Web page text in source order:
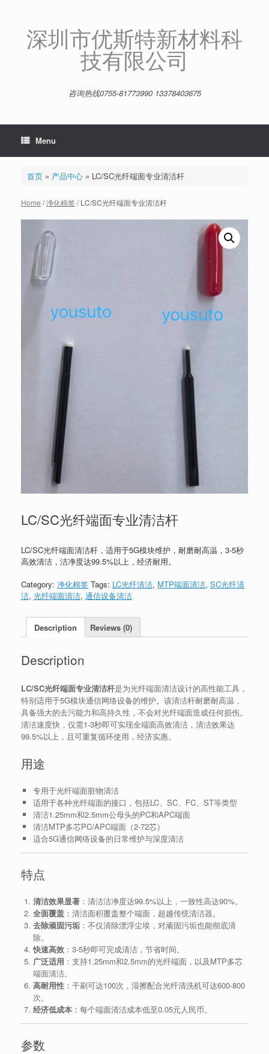
深圳市优斯特新材料科
技有限公司
咨询热线0755-81773990 13378403675
Menu
首页» 产品中心» LC/SC光纤端面专业清洁杆
Home /净化棉签/ LC/SC光纤端面专业清洁杆
LC/SC光纤端面专业清洁杆
LC/SC光纤端面清洁杆，适用于5G模块维护，耐磨耐高温，3-5秒
高效清洁，洁净度达99.5%以上，经济耐用。
Category: 净化棉签 Tags: LC光纤清洁, MTP端面清洁, SC光纤清
洁, 光纤端面清洁, 通信设备清洁
Description Reviews (0)
Description
LC/SC光纤端面专业清洁杆是为光纤端面清洁设计的高性能工具，
特别适用于5G模块通信网络设备的维护。该清洁杆耐磨耐高温，
具备强大的去污能力和高持久性，不会对光纤端面造成任何损伤。
清洁速度快，仅需1-3秒即可实现全端面高效清洁，清洁效果达
99.5%以上，且可重复循环使用，经济实惠。
用途
专用于光纤端面脏物清洁
适用于各种光纤端面的接口，包括LC、SC、FC、ST等类型
清洁1.25mm和2.5mm公母头的PC和APC端面
清洁MTP多芯PC/APC端面（2-72芯）
适合5G通信网络设备的日常维护与深度清洁
特点
清洁效果显著：清洁洁净度达99.5%以上，一致性高达90%。
全面覆盖：清洁面积覆盖整个端面，超越传统清洁器。
去除顽固污垢：不仅清除漂浮尘埃，对顽固污垢也能彻底清
除。
快速高效：3-5秒即可完成清洁，节省时间。
广泛适用 ：支持1.25mm和2.5mm的光纤端面，以及MTP多芯
端面清洁。
高耐用性：干刷可达100次，湿擦配合光纤清洗机可达600-800
次。
经济低成本：每个端面清洁成本低至0.05元人民币。
参数